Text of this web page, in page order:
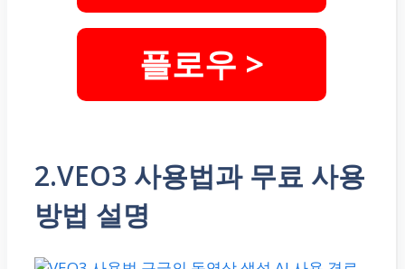
플로우 >
2.VEO3 사용법과 무료 사용
방법 설명